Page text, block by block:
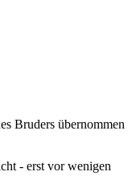
Bruders übernommen
- erst vor wenigen